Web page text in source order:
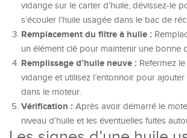
vidange sur le carter d’huile, dévissez-le
s’écouler l’huile usagée dans le bac de
Remplacement du filtre à huile :
un élément clé pour maintenir une bonne
Remplissage d’huile neuve : Refermez
vidange et utilisez l’entonnoir pour ajouter
dans le moteur.
Vérification : Après avoir démarré le
niveau d’huile et les éventuelles fuites